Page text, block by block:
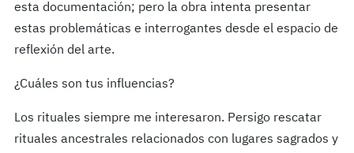
esta documentación; pero la obra intenta presentar
estas problemáticas e interrogantes desde el espacio de
reflexión del arte.
¿Cuáles son tus influencias?
Los rituales siempre me interesaron. Persigo rescatar
rituales ancestrales relacionados con lugares sagrados y